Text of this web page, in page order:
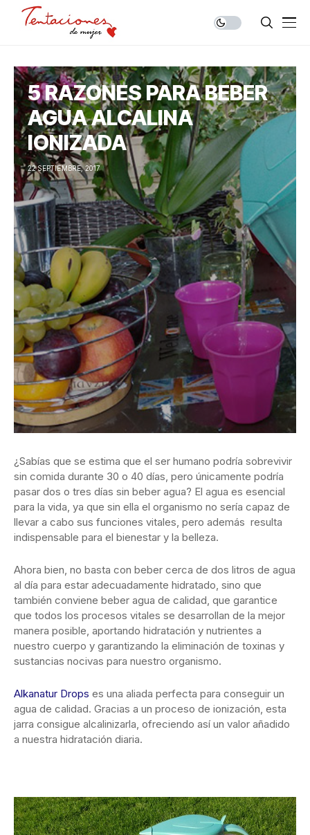
5 RAZONES PARA BEBER
AGUA ALCALINA
IONIZADA
22 SEPTIEMBRE, 2017
¿Sabías que se estima que el ser humano podría sobrevivir
sin comida durante 30 o 40 días, pero únicamente podría
pasar dos o tres días sin beber agua? El agua es esencial
para la vida, ya que sin ella el organismo no sería capaz de
llevar a cabo sus funciones vitales, pero además resulta
indispensable para el bienestar y la belleza.
Ahora bien, no basta con beber cerca de dos litros de agua
al día para estar adecuadamente hidratado, sino que
también conviene beber agua de calidad, que garantice
que todos los procesos vitales se desarrollan de la mejor
manera posible, aportando hidratación y nutrientes a
nuestro cuerpo y garantizando la eliminación de toxinas y
sustancias nocivas para nuestro organismo.
Alkanatur Drops es una aliada perfecta para conseguir un
agua de calidad. Gracias a un proceso de ionización, esta
jarra consigue alcalinizarla, ofreciendo así un valor añadido
a nuestra hidratación diaria.